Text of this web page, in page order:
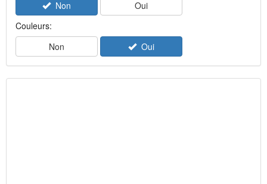
Non
Oui
Couleurs:
Non
Oui